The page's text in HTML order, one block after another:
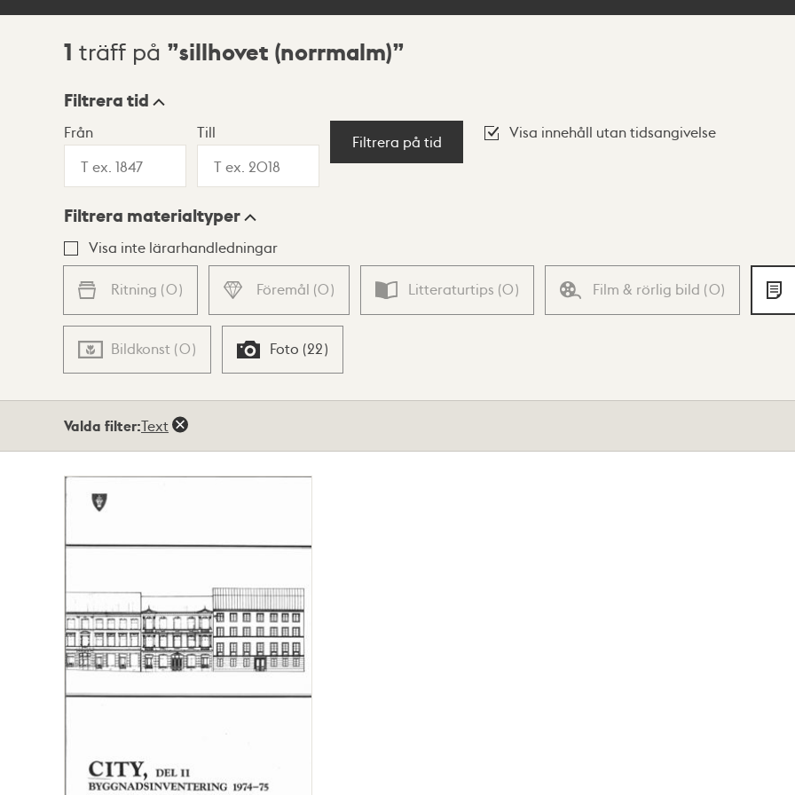
Sökresultat
1 träff på sillhovet (norrmalm)
Visningsläge
Lista Karta
Filtrera tid
Från Till
Filtrera på tid
Visa innehåll utan tidsangivelse
Filtrera materialtyper
Visa inte lärarhandledningar
Ritning (0) Föremål (0) Litteraturtips (0) Film & rörlig bild (0)
Bildkonst (0) Foto (22)
Valda filter:Text